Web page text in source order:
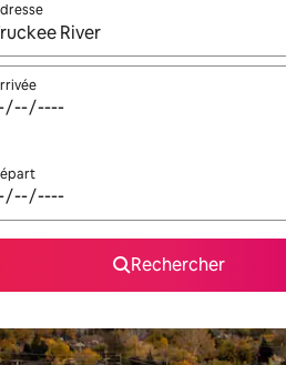
les résultats s'affichent, utilisez
Rechercher